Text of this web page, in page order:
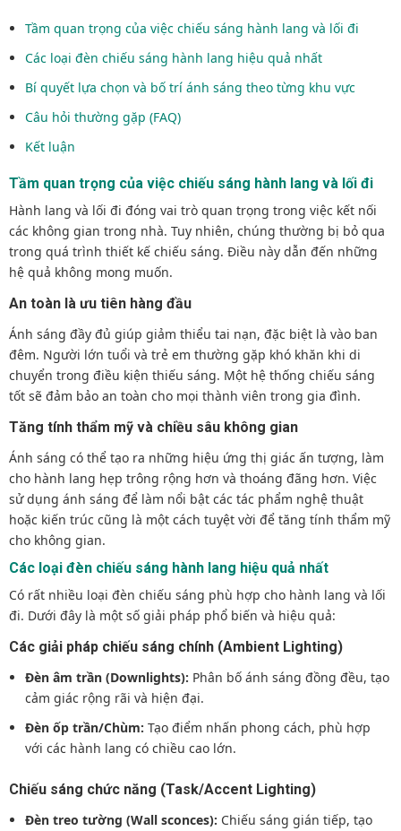
Tầm quan trọng của việc chiếu sáng hành lang và lối đi
Các loại đèn chiếu sáng hành lang hiệu quả nhất
Bí quyết lựa chọn và bố trí ánh sáng theo từng khu vực
Câu hỏi thường gặp (FAQ)
Kết luận
Tầm quan trọng của việc chiếu sáng hành lang và lối đi
Hành lang và lối đi đóng vai trò quan trọng trong việc kết nối
các không gian trong nhà. Tuy nhiên, chúng thường bị bỏ qua
trong quá trình thiết kế chiếu sáng. Điều này dẫn đến những
hệ quả không mong muốn.
An toàn là ưu tiên hàng đầu
Ánh sáng đầy đủ giúp giảm thiểu tai nạn, đặc biệt là vào ban
đêm. Người lớn tuổi và trẻ em thường gặp khó khăn khi di
chuyển trong điều kiện thiếu sáng. Một hệ thống chiếu sáng
tốt sẽ đảm bảo an toàn cho mọi thành viên trong gia đình.
Tăng tính thẩm mỹ và chiều sâu không gian
Ánh sáng có thể tạo ra những hiệu ứng thị giác ấn tượng, làm
cho hành lang hẹp trông rộng hơn và thoáng đãng hơn. Việc
sử dụng ánh sáng để làm nổi bật các tác phẩm nghệ thuật
hoặc kiến trúc cũng là một cách tuyệt vời để tăng tính thẩm mỹ
cho không gian.
Các loại đèn chiếu sáng hành lang hiệu quả nhất
Có rất nhiều loại đèn chiếu sáng phù hợp cho hành lang và lối
đi. Dưới đây là một số giải pháp phổ biến và hiệu quả:
Các giải pháp chiếu sáng chính (Ambient Lighting)
Đèn âm trần (Downlights): Phân bố ánh sáng đồng đều, tạo
cảm giác rộng rãi và hiện đại.
Đèn ốp trần/Chùm: Tạo điểm nhấn phong cách, phù hợp
với các hành lang có chiều cao lớn.
Chiếu sáng chức năng (Task/Accent Lighting)
Đèn treo tường (Wall sconces): Chiếu sáng gián tiếp, tạo